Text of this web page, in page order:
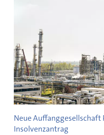
Neue
Insolvenzantrag